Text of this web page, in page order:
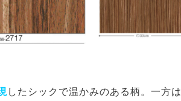
したシックで温かみのある柄。一方は